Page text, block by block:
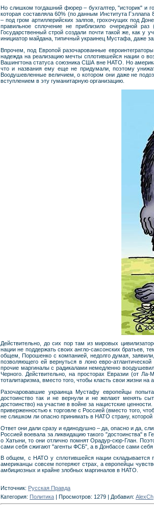
Но слишком тогдашний фюрер – бухгалтер, "историк" и
которая составляла 60% (по данным Института
– под гром артиллерийских залпов, грохочущих под
правильное сплочение не приблизило очередной
Государственный строй создали почти такой же, как у
инициатор майдана, типичный украинец Мустафа, даже
Впрочем, под Европой разочарованные
надежда на реализацию мечты сплотившейся нации о
Вашингтона статуса союзника США вне НАТО. Но
что и названия ему еще не придумали, поэтому
Воодушевленные величием, о котором они даже не
вступлением в эту гуманитарную организацию.
Действительно, до сих пор там из мировых
нации не поддержать своих англо-саксонских братьев,
общем, Порошенко с компанией, недолго думая,
позволяющего ей вернуться в лоно евро-
прочие маргиналы с радикалами немедленно
Черного. Действительно, на просторах Евразии (от
тоталитаризма, вместо того, чтобы класть свои жизни на
Разочаровавшие украинца Мустафу европейцы
достоинство так и не вернули и не желают менять
достоинство) на участие в войне за нацистские
приверженностью к торговле с Россией (вместо того,
не слишком ли опасно принимать в НАТО страну, которой
Ответ они дали сразу и единодушно – да, опасно и да,
Россией воевала за ликвидацию такого "достоинства" в
о Хатыни, то они отлично помнят Орадур-сюр-Глан.
сами себя сжигают "агенты ФСБ", а в Донбассе сами себя
В общем, с НАТО у сплотившейся нации складывается
американцы совсем потеряют страх, а европейцы
амбициозных и крайне злобных маргиналов в НАТО.
Источник: Русская Правда
Категория: Политика | Просмотров: 1279 | Добавил: AlexCh